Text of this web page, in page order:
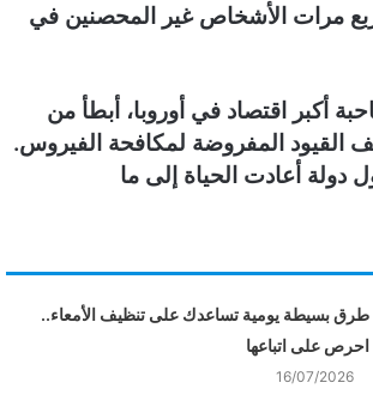
أربع مرات الأشخاص غير المحصنين في
أكبر اقتصاد في أوروبا، أبطأ من
القيود المفروضة لمكافحة الفيروس.
دولة أعادت الحياة إلى ما
طرق بسيطة يومية تساعدك على تنظيف الأمعاء..
احرص على اتباعها
16/07/2026